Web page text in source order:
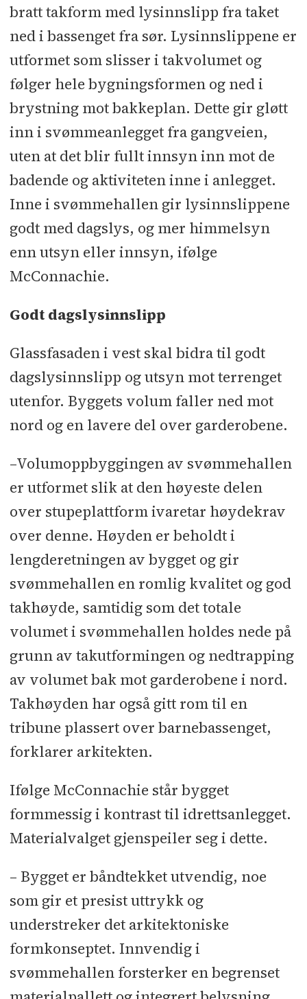
bratt takform med lysinnslipp fra taket
ned i bassenget fra sør. Lysinnslippene er
utformet som slisser i takvolumet og
følger hele bygningsformen og ned i
brystning mot bakkeplan. Dette gir gløtt
inn i svømmeanlegget fra gangveien,
uten at det blir fullt innsyn inn mot de
badende og aktiviteten inne i anlegget.
Inne i svømmehallen gir lysinnslippene
godt med dagslys, og mer himmelsyn
enn utsyn eller innsyn, ifølge
McConnachie.
Godt dagslysinnslipp
Glassfasaden i vest skal bidra til godt
dagslysinnslipp og utsyn mot terrenget
utenfor. Byggets volum faller ned mot
nord og en lavere del over garderobene.
–Volumoppbyggingen av svømmehallen
er utformet slik at den høyeste delen
over stupeplattform ivaretar høydekrav
over denne. Høyden er beholdt i
lengderetningen av bygget og gir
svømmehallen en romlig kvalitet og god
takhøyde, samtidig som det totale
volumet i svømmehallen holdes nede på
grunn av takutformingen og nedtrapping
av volumet bak mot garderobene i nord.
Takhøyden har også gitt rom til en
tribune plassert over barnebassenget,
forklarer arkitekten.
Ifølge McConnachie står bygget
formmessig i kontrast til idrettsanlegget.
Materialvalget gjenspeiler seg i dette.
– Bygget er båndtekket utvendig, noe
som gir et presist uttrykk og
understreker det arkitektoniske
formkonseptet. Innvendig i
svømmehallen forsterker en begrenset